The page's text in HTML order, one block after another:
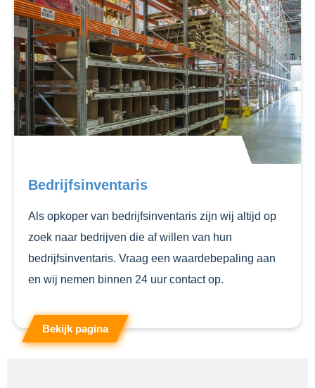
Bedrijfsinventaris
Als opkoper van bedrijfsinventaris zijn wij altijd op
zoek naar bedrijven die af willen van hun
bedrijfsinventaris. Vraag een waardebepaling aan
en wij nemen binnen 24 uur contact op.
Bekijk pagina